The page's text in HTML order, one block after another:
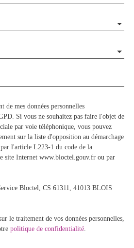
de mes données personnelles
Si vous ne souhaitez pas faire l'objet de
par voie téléphonique, vous pouvez
sur la liste d'opposition au démarchage
l'article L223-1 du code de la
site Internet www.bloctel.gouv.fr ou par
Bloctel, CS 61311, 41013 BLOIS
le traitement de vos données personnelles,
politique de confidentialité